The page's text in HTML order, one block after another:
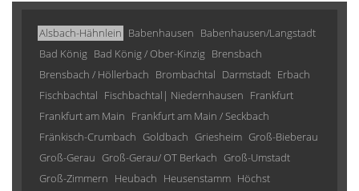
Alsbach-Hähnlein Babenhausen Babenhausen/Langstadt
Bad König Bad König / Ober-Kinzig Brensbach
Brensbach / Höllerbach Brombachtal Darmstadt Erbach
Fischbachtal Fischbachtal| Niedernhausen Frankfurt
Frankfurt am Main Frankfurt am Main / Seckbach
Fränkisch-Crumbach Goldbach Griesheim Groß-Bieberau
Groß-Gerau Groß-Gerau/ OT Berkach Groß-Umstadt
Groß-Zimmern Heubach Heusenstamm Höchst